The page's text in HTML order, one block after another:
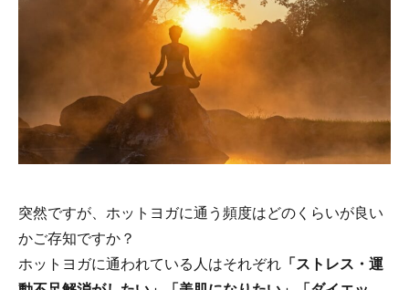
突然ですが、ホットヨガに通う頻度はどのくらいが良い
かご存知ですか？
ホットヨガに通われている人はそれぞれ 「ストレス・運